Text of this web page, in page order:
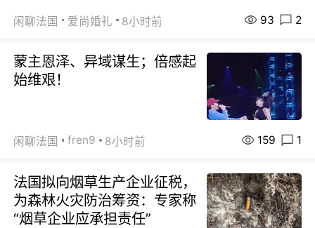
闲聊法国 爱尚婚礼 8小时前 93 2
蒙主恩泽、异域谋生；倍感起
始维艰！
闲聊法国 fren9 8小时前 159 1
法国拟向烟草生产企业征税，
为森林火灾防治筹资：专家称
“烟草企业应承担责任”